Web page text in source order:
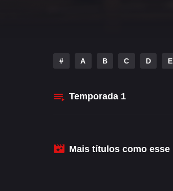
# A B C D E
Temporada 1
Mais títulos como esse